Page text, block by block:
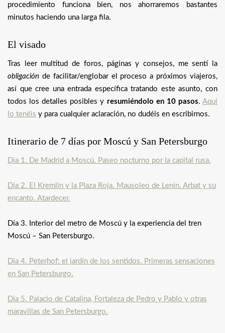
procedimiento funciona bien, nos ahorraremos bastantes
minutos haciendo una larga fila.
El visado
Tras leer multitud de foros, páginas y consejos, me sentí la
obligación de facilitar/englobar el proceso a próximos viajeros,
así que cree una entrada específica tratando este asunto, con
todos los detalles posibles y resumiéndolo en 10 pasos.Aquí
lo tenéis y para cualquier aclaración, no dudéis en escribirnos.
Itinerario de 7 días por Moscú y San Petersburgo
Día 1. De Madrid a Moscú. Paseo nocturno por la capital rusa.
Día 2. El Kremlin y la Plaza Roja. Mausoleo de Lenin. Arbat y su
encanto. Atardecer.
Día 3. Interior del metro de Moscú y la experiencia del tren
Moscú – San Petersburgo.
Día 4. Peterhof: el jardín de los sentidos. Primeras sensaciones
en San Petersburgo.
Día 5. Palacio de Catalina, Fortaleza de Pedro y Pablo y otras
maravillas de San Petersburgo.